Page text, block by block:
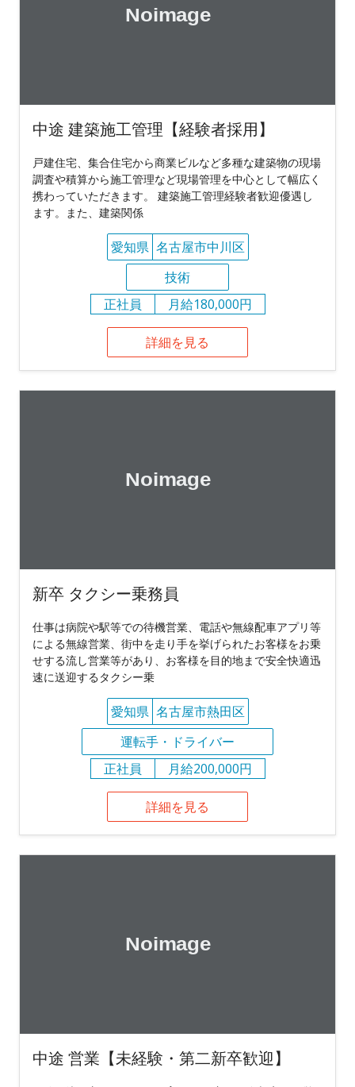
中途 建築施工管理【経験者採用】
戸建住宅、集合住宅から商業ビルなど多種な建築物の現場
調査や積算から施工管理など現場管理を中心として幅広く
携わっていただきます。 建築施工管理経験者歓迎優遇し
ます。また、建築関係
愛知県 名古屋市中川区
技術
正社員
月給180,000円
詳細を見る
新卒 タクシー乗務員
仕事は病院や駅等での待機営業、電話や無線配車アプリ等
による無線営業、街中を走り手を挙げられたお客様をお乗
せする流し営業等があり、お客様を目的地まで安全快適迅
速に送迎するタクシー乗
愛知県 名古屋市熱田区
運転手・ドライバー
正社員
月給200,000円
詳細を見る
中途 営業【未経験・第二新卒歓迎】